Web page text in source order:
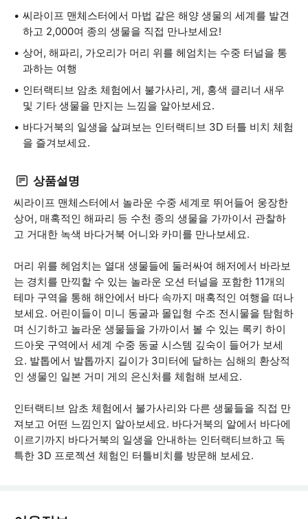
씨라이프 맨체스터에서 마법 같은 해양 생물의 세계를 발견
하고 2,000여 종의 생물을 직접 만나보세요!
상어, 해파리, 가오리가 머리 위를 헤엄치는 수중 터널을 통
과하는 여행
인터랙티브 암초 체험에서 불가사리, 게, 홍색 클리너 새우
및 기타 생물을 만지는 느낌을 알아보세요.
바다거북의 일생을 살펴보는 인터랙티브 3D 터틀 비치 체험
을 즐겨보세요.
상품설명
씨라이프 맨체스터에서 놀라운 수중 세계로 뛰어들어 웅장한
상어, 매혹적인 해파리 등 수천 종의 생물을 가까이서 관찰하
고 거대한 녹색 바다거북 어니와 카미를 만나보세요.
머리 위를 헤엄치는 열대 생물들에 둘러싸여 해저에서 바라보
는 경치를 만끽할 수 있는 놀라운 오션 터널을 포함한 11개의
테마 구역을 통해 해안에서 바다 속까지 매혹적인 여행을 떠나
보세요. 어린이들이 미니 동굴과 몰입형 수조 전시물을 탐험하
며 신기하고 놀라운 생물들을 가까이서 볼 수 있는 록키 하이
드아웃 구역에서 세계 수중 동굴 시스템 깊숙이 들어가 보세
요. 발톱에서 발톱까지 길이가 3미터에 달하는 심해의 환상적
인 생물인 일본 거미 게의 은신처를 체험해 보세요.
인터랙티브 암초 체험에서 불가사리와 다른 생물들을 직접 만
져보고 어떤 느낌인지 알아보세요. 바다거북의 알에서 바다에
이르기까지 바다거북의 일생을 안내하는 인터랙티브하고 독
특한 3D 프로젝션 체험인 터틀비치를 방문해 보세요.